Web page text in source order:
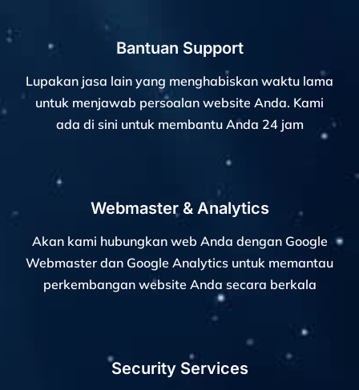
Bantuan Support
Lupakan jasa lain yang menghabiskan waktu lama
untuk menjawab persoalan website Anda. Kami
ada di sini untuk membantu Anda 24 jam
Webmaster & Analytics
Akan kami hubungkan web Anda dengan Google
Webmaster dan Google Analytics untuk memantau
perkembangan website Anda secara berkala
Security Services